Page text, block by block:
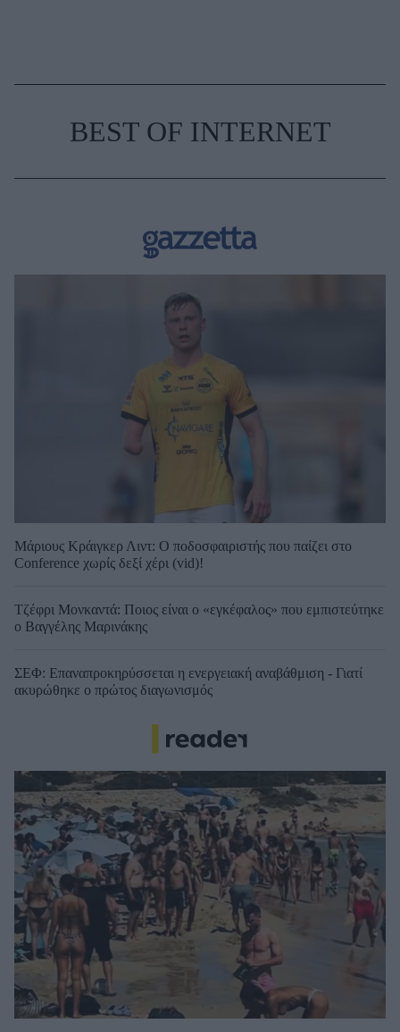
BEST OF INTERNET
Μάριους Κράιγκερ Λιντ: Ο ποδοσφαιριστής που παίζει στο
Conference χωρίς δεξί χέρι (vid)!
Τζέφρι Μονκαντά: Ποιος είναι ο «εγκέφαλος» που εμπιστεύτηκε
ο Βαγγέλης Μαρινάκης
ΣΕΦ: Επαναπροκηρύσσεται η ενεργειακή αναβάθμιση - Γιατί
ακυρώθηκε ο πρώτος διαγωνισμός